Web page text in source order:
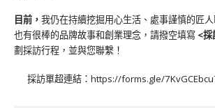
目前， 我仍在持續挖掘用心生活、處事謹慎的匠
也有很棒的品牌故事和創業理念，請撥空填寫 <採
劃採訪行程，並與您聯繫！
採訪單超連結： https://forms.gle/